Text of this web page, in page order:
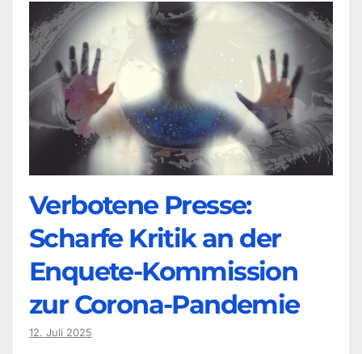
Verbotene Presse:
Scharfe Kritik an der
Enquete-Kommission
zur Corona-Pandemie
12. Juli 2025